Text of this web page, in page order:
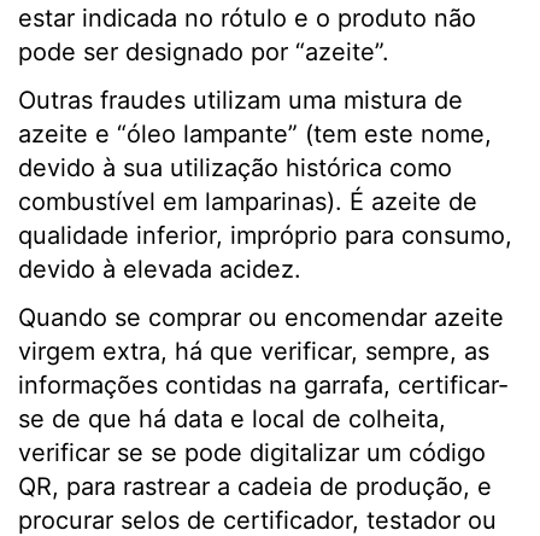
estar indicada no rótulo e o produto não
pode ser designado por “azeite”.
Outras fraudes utilizam uma mistura de
azeite e “óleo lampante” (tem este nome,
devido à sua utilização histórica como
combustível em lamparinas). É azeite de
qualidade inferior, impróprio para consumo,
devido à elevada acidez.
Quando se comprar ou encomendar azeite
virgem extra, há que verificar, sempre, as
informações contidas na garrafa, certificar-
se de que há data e local de colheita,
verificar se se pode digitalizar um código
QR, para rastrear a cadeia de produção, e
procurar selos de certificador, testador ou